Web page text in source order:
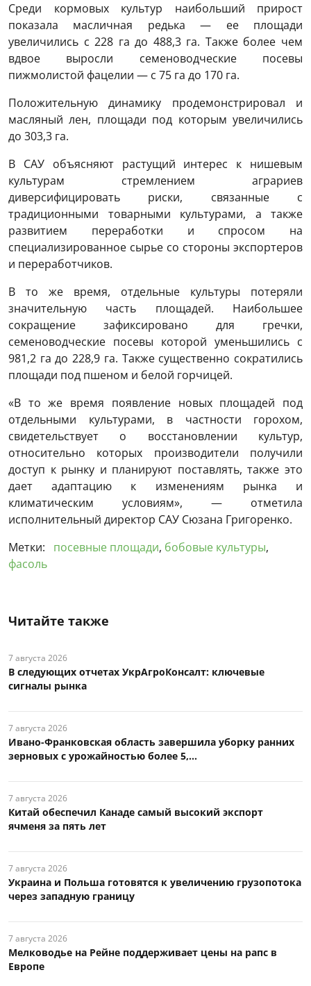
Среди кормовых культур наибольший прирост
показала масличная редька — ее площади
увеличились с 228 га до 488,3 га. Также более чем
вдвое выросли семеноводческие посевы
пижмолистой фацелии — с 75 га до 170 га.
Положительную динамику продемонстрировал и
масляный лен, площади под которым увеличились
до 303,3 га.
В САУ объясняют растущий интерес к нишевым
культурам стремлением аграриев
диверсифицировать риски, связанные с
традиционными товарными культурами, а также
развитием переработки и спросом на
специализированное сырье со стороны экспортеров
и переработчиков.
В то же время, отдельные культуры потеряли
значительную часть площадей. Наибольшее
сокращение зафиксировано для гречки,
семеноводческие посевы которой уменьшились с
981,2 га до 228,9 га. Также существенно сократились
площади под пшеном и белой горчицей.
«В то же время появление новых площадей под
отдельными культурами, в частности горохом,
свидетельствует о восстановлении культур,
относительно которых производители получили
доступ к рынку и планируют поставлять, также это
дает адаптацию к изменениям рынка и
климатическим условиям», — отметила
исполнительный директор САУ Сюзана Григоренко.
Метки:
посевные площади, бобовые культуры,
фасоль
Читайте также
7 августа 2026
В следующих отчетах УкрАгроКонсалт: ключевые
сигналы рынка
7 августа 2026
Ивано-Франковская область завершила уборку ранних
зерновых с урожайностью более 5,...
7 августа 2026
Китай обеспечил Канаде самый высокий экспорт
ячменя за пять лет
7 августа 2026
Украина и Польша готовятся к увеличению грузопотока
через западную границу
7 августа 2026
Мелководье на Рейне поддерживает цены на рапс в
Европе